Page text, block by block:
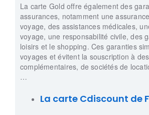
La carte Gold offre également des
assurances, notamment une
voyage, des assistances médicales,
voyage, une responsabilité civile, des
loisirs et le shopping. Ces garanties
voyages et évitent la souscription à
complémentaires, de sociétés de
…
La carte Cdiscount de